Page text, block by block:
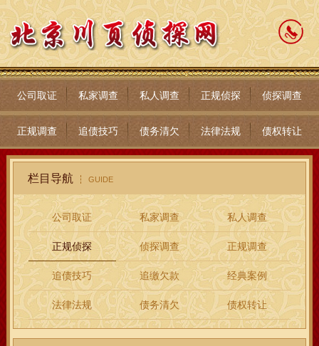
公司取证 私家调查 私人调查 正规侦探 侦探调查
正规调查 追债技巧 债务清欠 法律法规 债权转让
栏目导航 GUIDE
公司取证 私家调查 私人调查
正规侦探 侦探调查 正规调查
追债技巧 追缴欠款 经典案例
法律法规 债务清欠 债权转让